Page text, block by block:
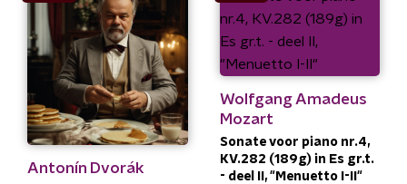
Antonín Dvorák
Wolfgang Amadeus
Mozart
Sonate voor piano nr.4,
KV.282 (189g) in Es gr.t.
- deel II, "Menuetto I-II"